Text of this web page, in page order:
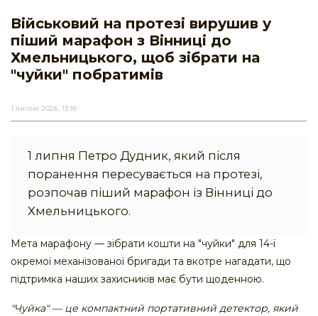
Військовий на протезі вирушив у
піший марафон з Вінниці до
Хмельницького, щоб зібрати на
"чуйки" побратимів
1 липня 2026, 13:18
1 липня Петро Дудник, який після
поранення пересувається на протезі,
розпочав піший марафон із Вінниці до
Хмельницького.
Мета марафону — зібрати кошти на "чуйки" для 14-ї
окремої механізованої бригади та вкотре нагадати, що
підтримка наших захисників має бути щоденною.
"Чуйка" — це компактний портативний детектор, який